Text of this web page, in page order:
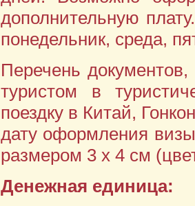
дополнительную
понедельник, среда,
Перечень
туристом в
поездку в Китай,
дату оформления
размером 3 х 4 см
Денежная единица: